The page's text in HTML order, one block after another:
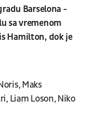
Barselona -
sa vremenom
Hamilton, dok je
Maks
Liam Loson, Niko